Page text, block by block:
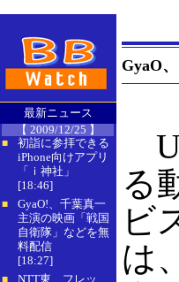
最新ニュース
【 2009/12/25 】
■
初詣に参拝できる
iPhone向けアプリ
「ｉ神社」
[18:46]
■
GyaO!、千葉真一
主演の映画「戦国
自衛隊」などを無
料配信
[18:27]
■
NTT東、フレッ
GyaO
る
ビ
は